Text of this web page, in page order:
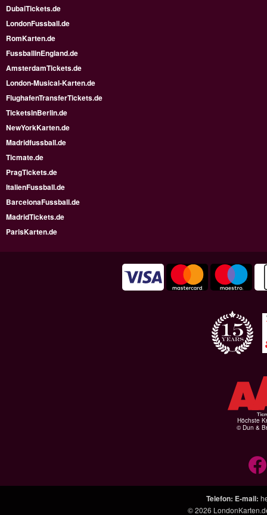
DubaiTickets.de
LondonFussball.de
RomKarten.de
FussballinEngland.de
AmsterdamTickets.de
London-Musical-Karten.de
FlughafenTransferTickets.de
TicketsInBerlin.de
NewYorkKarten.de
Madridfussball.de
Ticmate.de
PragTickets.de
ItalienFussball.de
BarcelonaFussball.de
MadridTickets.de
ParisKarten.de
Höchste
© Dun &
Telefon: E-mail:
© 2026